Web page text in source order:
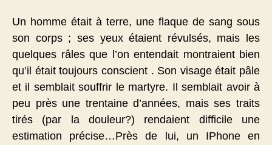
Un homme était à terre, une flaque de sang sous
son corps ; ses yeux étaient révulsés, mais les
quelques râles que l’on entendait montraient bien
qu’il était toujours conscient . Son visage était pâle
et il semblait souffrir le martyre. Il semblait avoir à
peu près une trentaine d’années, mais ses traits
tirés (par la douleur?) rendaient difficile une
estimation précise…Près de lui, un IPhone en